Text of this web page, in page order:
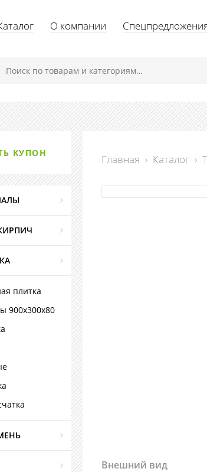
О компании
Главная › Каталог ›
Внешний вид
КУПОН
плитка
900х300х80